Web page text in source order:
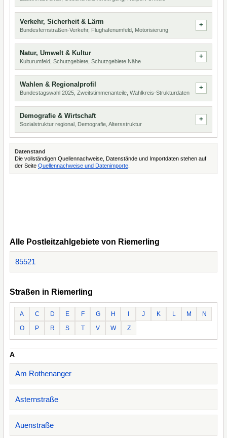
Verkehr, Sicherheit & Lärm
Bundesfernstraßen-Verkehr, Flughafenumfeld, Motorisierung
Natur, Umwelt & Kultur
Kulturumfeld, Schutzgebiete, Schutzgebiete Nähe
Wahlen & Regionalprofil
Bundestagswahl 2025, Zweitstimmenanteile, Wahlkreis-Strukturdaten
Demografie & Wirtschaft
Sozialstruktur regional, Demografie, Altersstruktur
Datenstand
Die vollständigen Quellennachweise, Datenstände und Importdaten stehen auf
der Seite Quellennachweise und Datenimporte
Alle Postleitzahlgebiete von Riemerling
85521
Straßen in Riemerling
A C D E F G H J K L M
N
O
P R S T V W Z
A
Am Rothenanger
Asternstraße
Auenstraße